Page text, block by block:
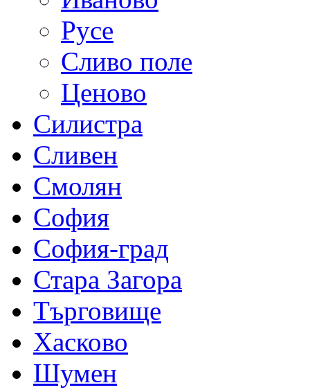
Русе
Сливо поле
Ценово
Силистра
Сливен
Смолян
София
София-град
Стара Загора
Търговище
Хасково
Шумен